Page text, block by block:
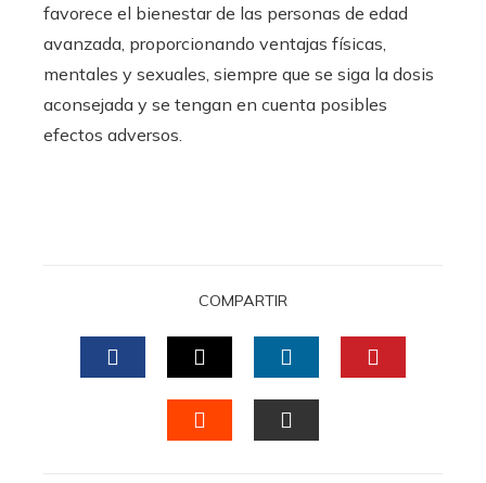
favorece el bienestar de las personas de edad
avanzada, proporcionando ventajas físicas,
mentales y sexuales, siempre que se siga la dosis
aconsejada y se tengan en cuenta posibles
efectos adversos.
COMPARTIR
FACEBOOKTWITTERLINKEDIN